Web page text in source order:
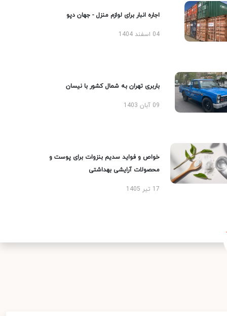
اجاره انبار برای لوازم منزل - جهان دپو
04 اسفند 1404
باربری تهران به شمال کشور با نیسان
09 آبان 1403
خواص و فواید سدیم بنزوات برای پوست و
محصولات آرایشی بهداشتی
17 تیر 1405